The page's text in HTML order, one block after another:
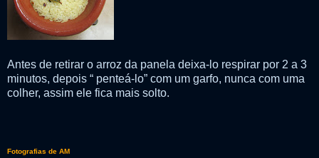
Antes de retirar o arroz da panela deixa-lo respirar por 2 a 3
minutos, depois “ penteá-lo” com um garfo, nunca com uma
colher, assim ele fica mais solto.
Fotografias de AM